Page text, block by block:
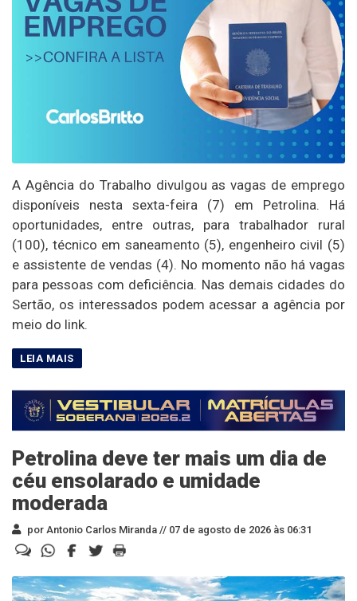
A Agência do Trabalho divulgou as vagas de emprego
disponíveis nesta sexta-feira (7) em Petrolina. Há
oportunidades, entre outras, para trabalhador rural
(100), técnico em saneamento (5), engenheiro civil (5)
e assistente de vendas (4). No momento não há vagas
para pessoas com deficiência. Nas demais cidades do
Sertão, os interessados podem acessar a agência por
meio do link.
Petrolina deve ter mais um dia de
céu ensolarado e umidade
moderada
por Antonio Carlos Miranda // 07 de agosto de 2026 às 06:31